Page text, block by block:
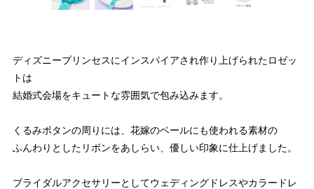
ディズニープリンセスにインスパイアされ作り上げられたロゼッ
トは
結婚式会場をキュートな雰囲気で包み込みます。
くるみボタンの周りには、花嫁のベールにも使われる素材の
ふんわりとしたリボンをあしらい、優しい印象に仕上げました。
ブライダルアクセサリーとしてウェディングドレスやカラードレ